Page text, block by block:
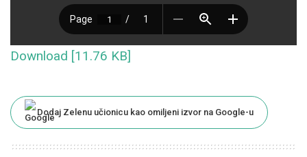
Download [11.76 KB]
Dodaj Zelenu učionicu kao omiljeni izvor na Google-u